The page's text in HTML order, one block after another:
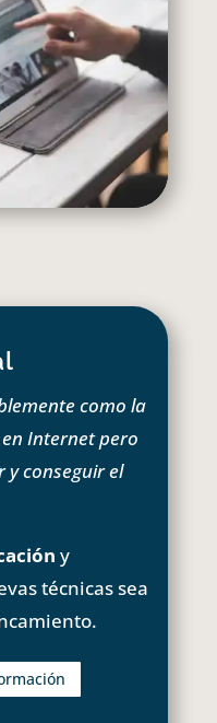
como la
Internet pero
y conseguir el
y
técnicas sea